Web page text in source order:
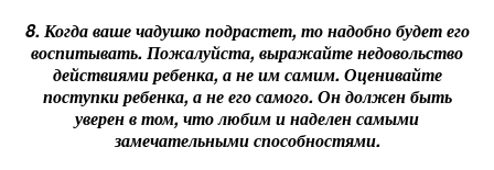
8. Когда ваше чадушко подрастет, то надобно будет его
воспитывать. Пожалуйста, выражайте недовольство
действиями ребенка, а не им самим. Оценивайте
поступки ребенка, а не его самого. Он должен быть
уверен в том, что любим и наделен самыми
замечательными способностями.